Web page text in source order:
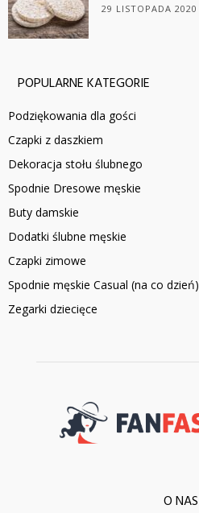
29 LISTOPADA 2020
POPULARNE KATEGORIE
Podziękowania dla gości
Czapki z daszkiem
Dekoracja stołu ślubnego
Spodnie Dresowe męskie
Buty damskie
Dodatki ślubne męskie
Czapki zimowe
Spodnie męskie Casual (na co dzień)
Zegarki dziecięce
O NAS